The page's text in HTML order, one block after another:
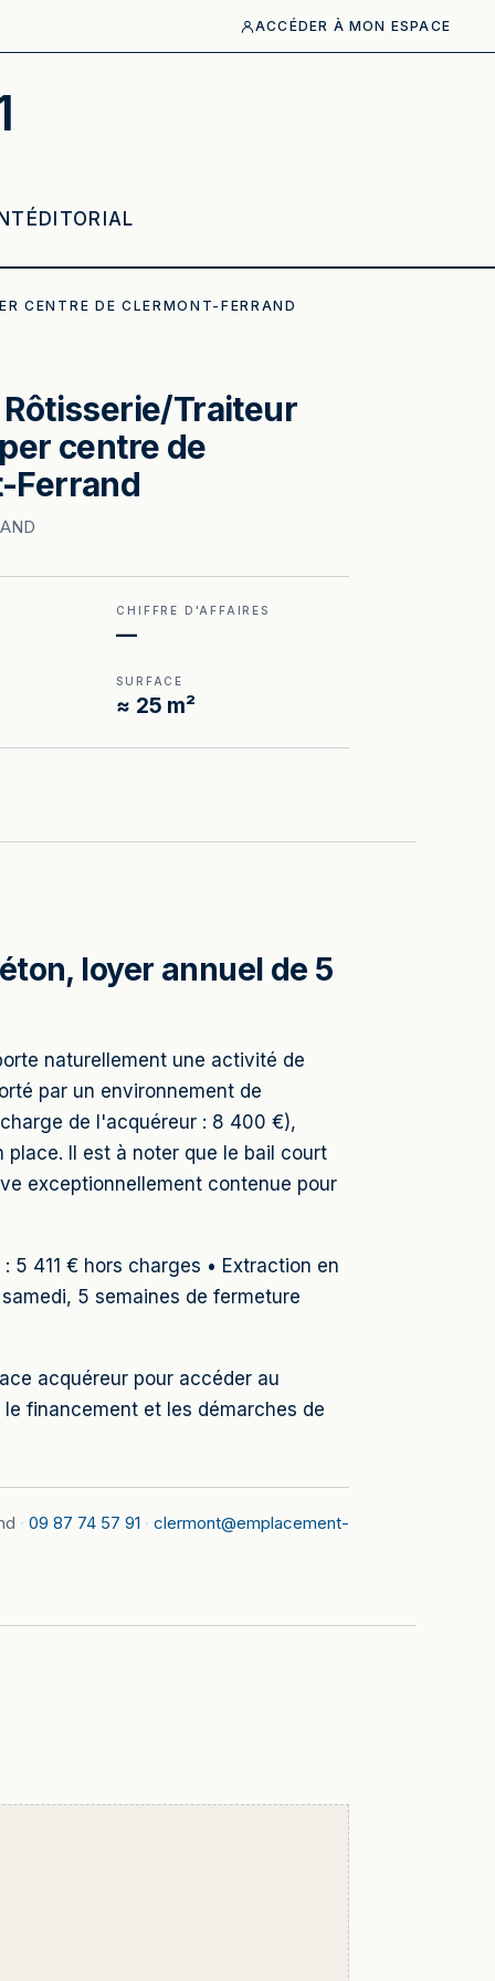
ACCÉDER À MON ESPACE
ÉDITORIAL
CENTRE DE CLERMONT-FERRAND
Traiteur
centre de
Ferrand
CHIFFRE D'AFFAIRES
—
SURFACE
≈ 25 m²
loyer annuel de 5
naturellement une activité de
par un environnement de
de l'acquéreur : 8 400 €),
Il est à noter que le bail court
exceptionnellement contenue pour
5 411 € hors charges • Extraction en
5 semaines de fermeture
acquéreur pour accéder au
financement et les démarches de
· 09 87 74 57 91 · clermont@emplacement-